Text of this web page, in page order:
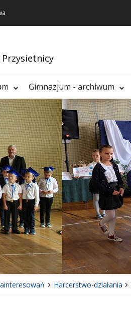
Przysietnicy
Gimnazjum - archiwum
Harcerstwo-działania